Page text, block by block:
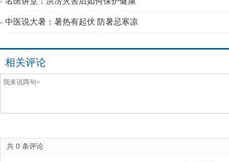
中医说大暑：暑热有起伏 防暑忌寒凉
相关评论
共 0 条评论